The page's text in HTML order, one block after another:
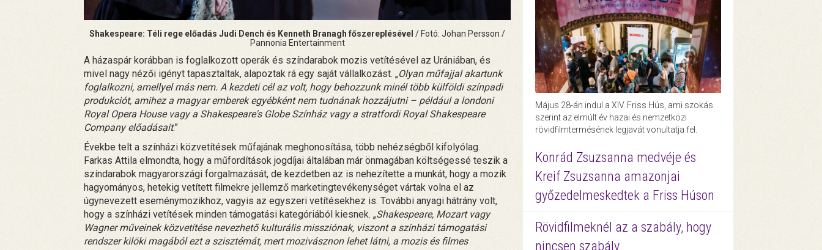
Shakespeare: Téli rege előadás Judi Dench és Kenneth Branagh főszereplésével / Fotó: Johan Persson /
Pannonia Entertainment
A házaspár korábban is foglalkozott operák és színdarabok mozis vetítésével az Urániában, és
mivel nagy nézői igényt tapasztaltak, alapoztak rá egy saját vállalkozást. „Olyan műfajjal akartunk
foglalkozni, amellyel más nem. A kezdeti cél az volt, hogy behozzunk minél több külföldi színpadi
produkciót, amihez a magyar emberek egyébként nem tudnának hozzájutni – például a londoni
Royal Opera House vagy a Shakespeare's Globe Színház vagy a stratfordi Royal Shakespeare
Company előadásait.”
Évekbe telt a színházi közvetítések műfajának meghonosítása, több nehézségből kifolyólag.
Farkas Attila elmondta, hogy a műfordítások jogdíjai általában már önmagában költségessé teszik a
színdarabok magyarországi forgalmazását, de kezdetben az is nehezítette a munkát, hogy a mozik
hagyományos, hetekig vetített filmekre jellemző marketingtevékenységet vártak volna el az
úgynevezett eseménymozikhoz, vagyis az egyszeri vetítésekhez is. További anyagi hátrány volt,
hogy a színházi vetítések minden támogatási kategóriából kiesnek. „Shakespeare, Mozart vagy
Wagner műveinek közvetítése nevezhető kulturális missziónak, viszont a színházi támogatási
rendszer kilöki magából ezt a szisztémát, mert mozivásznon lehet látni, a mozis és filmes
Május 28-án indul a XIV. Friss Hús, ami szokás
szerint az elmúlt év hazai és nemzetközi
rövidfilmtermésének legjavát vonultatja fel.
Konrád Zsuzsanna medvéje és
Kreif Zsuzsanna amazonjai
győzedelmeskedtek a Friss Húson
Rövidfilmeknél az a szabály, hogy
nincsen szabály